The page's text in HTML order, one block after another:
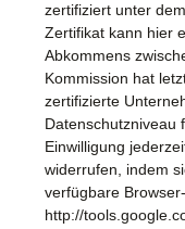
zertifiziert unter
Zertifikat kann hier
Abkommens
Kommission hat
zertifizierte
Datenschutzniveau
Einwilligung
widerrufen, indem
verfügbare
http://